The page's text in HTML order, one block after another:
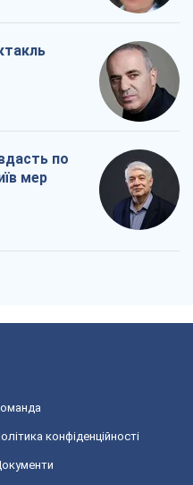
по
мер
конфіденційності